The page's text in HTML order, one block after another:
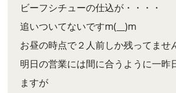
ビーフシチューの仕込が・・・・
追いついてないですm(__)m
お昼の時点で２人前しか残ってませ
明日の営業には間に合うように一昨
ますが